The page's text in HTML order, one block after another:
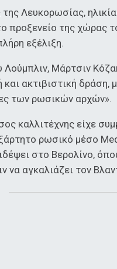
Λευκορωσίας,
προξενείο της χώρας
εξέλιξη.
Μάρτσιν
και ακτιβιστική
των ρωσικών αρχών».
καλλιτέχνης είχε
ρωσικό μέσο
στο Βερολίνο,
αγκαλιάζει τον